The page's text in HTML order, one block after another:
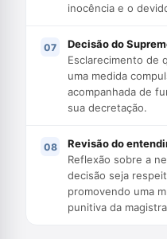
inocência e o
Decisão do
Esclarecimento de
uma medida
acompanhada de
sua decretação.
Revisão do
Reflexão sobre a
decisão seja
promovendo uma
punitiva da